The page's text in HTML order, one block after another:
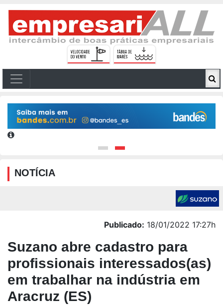
NOTÍCIA
Publicado: 18/01/2022 17:27h
Suzano abre cadastro para
profissionais interessados(as)
em trabalhar na indústria em
Aracruz (ES)